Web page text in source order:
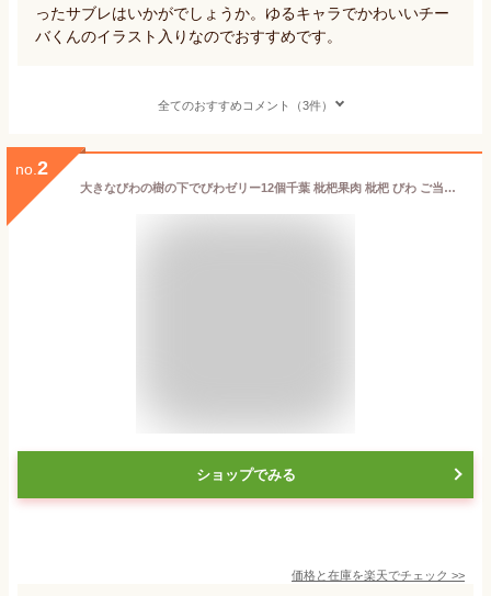
ったサブレはいかがでしょうか。ゆるキャラでかわいいチー
バくんのイラスト入りなのでおすすめです。
全てのおすすめコメント（3件）
no. 2
大きなびわの樹の下でびわゼリー12個千葉 枇杷果肉 枇杷 びわ ご当地 びわ菓子 お土産 箱菓子 贈答
ショップでみる
価格と在庫を楽天でチェック >>